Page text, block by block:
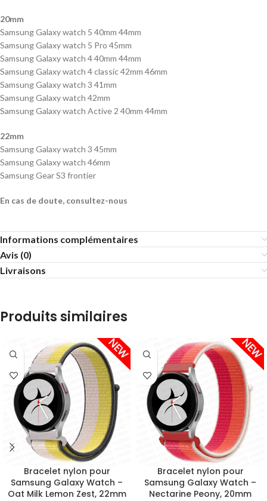
20mm
Samsung Galaxy watch 5 40mm 44mm
Samsung Galaxy watch 5 Pro 45mm
Samsung Galaxy watch 4 40mm 44mm
Samsung Galaxy watch 4 classic 42mm 46mm
Samsung Galaxy watch 3 41mm
Samsung Galaxy watch 42mm
Samsung Galaxy watch Active 2 40mm 44mm
22mm
Samsung Galaxy watch 3 45mm
Samsung Galaxy watch 46mm
Samsung Gear S3 frontier
En cas de doute, consultez-nous
Informations complémentaires
Avis (0)
Livraisons
Produits similaires
Bracelet nylon pour
Samsung Galaxy Watch –
Oat Milk Lemon Zest, 22mm
Bracelet nylon pour
Samsung Galaxy Watch –
Nectarine Peony, 20mm